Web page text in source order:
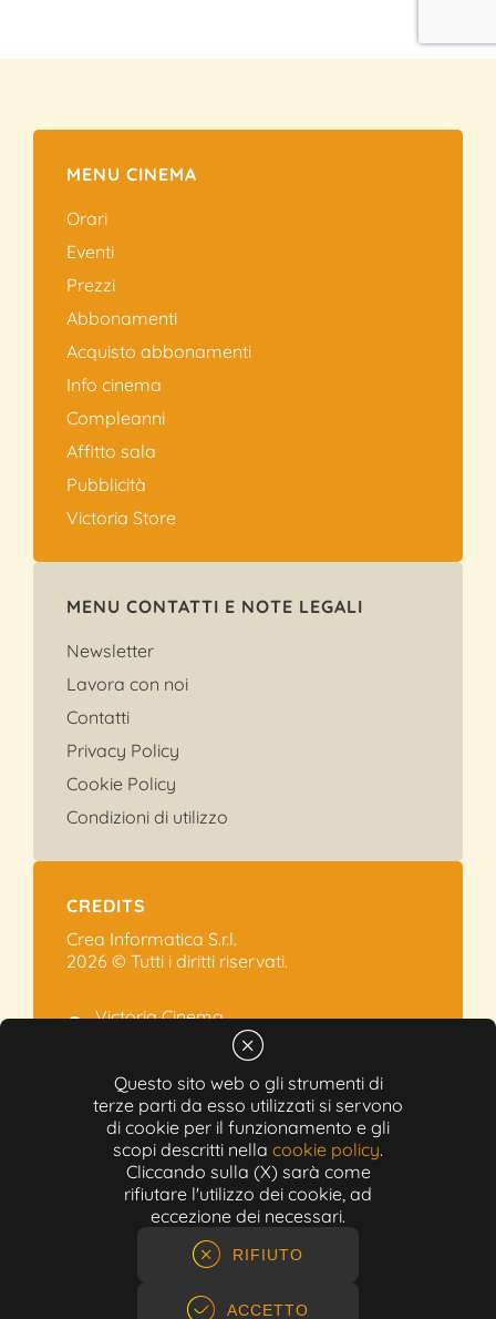
Questo sito web o gli strumenti di
terze parti da esso utilizzati si servono
di cookie per il funzionamento e gli
scopi descritti nella cookie policy.
Cliccando sulla (X) sarà come
rifiutare l'utilizzo dei cookie, ad
eccezione dei necessari.
RIFIUTO
ACCETTO
MENU CINEMA
Orari
Eventi
Prezzi
Abbonamenti
Acquisto abbonamenti
Info cinema
Compleanni
Affitto sala
Pubblicità
Victoria Store
MENU CONTATTI E NOTE LEGALI
Newsletter
Lavora con noi
Contatti
Privacy Policy
Cookie Policy
Condizioni di utilizzo
CREDITS
Crea Informatica S.r.l.
2026 © Tutti i diritti riservati.
Victoria Cinema
Via Ramelli, 101 - Modena
+39 059.454622
info@victoriacinema.it
Partita IVA: 02603471208
N-REA: 452611
Capitale sociale: 300.000,00€